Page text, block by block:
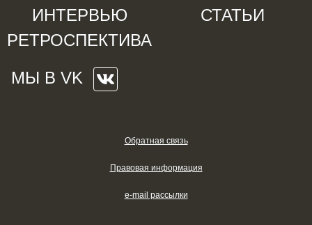
ИНТЕРВЬЮ
СТАТЬИ
РЕТРОСПЕКТИВА
МЫ В VK
Обратная связь
Правовая информация
e-mail рассылки